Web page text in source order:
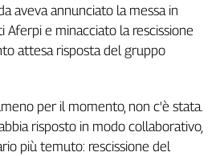
aveva annunciato la messa in
Aferpi e minacciato la rescissione
attesa risposta del gruppo
per il momento, non c'è stata.
risposto in modo collaborativo,
più temuto: rescissione del